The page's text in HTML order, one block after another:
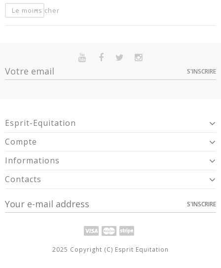
Le moins cher
S'INSCRIRE
Esprit-Equitation
Compte
Informations
Contacts
2025 Copyright (C) Esprit Equitation
S'INSCRIRE